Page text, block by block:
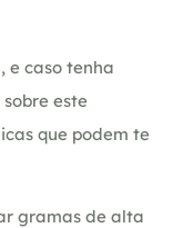
e caso tenha
este
que podem te
gramas de alta